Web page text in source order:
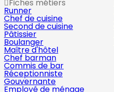
Fiches métiers
Runner
Chef de cuisine
Second de cuisine
Pâtissier
Boulanger
Maître d'hôtel
Chef barman
Commis de bar
Réceptionniste
Gouvernante
Employé de ménage